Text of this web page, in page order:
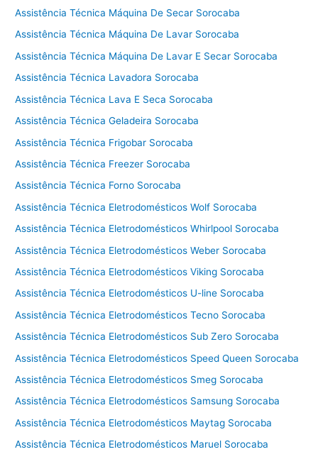
a
t
n
a
V
i
n
C
o
t
a
Assistência Técnica Máquina De Secar Sorocaba
Assistência Técnica Máquina De Lavar Sorocaba
Assistência Técnica Máquina De Lavar E Secar Sorocaba
Assistência Técnica Lavadora Sorocaba
Assistência Técnica Lava E Seca Sorocaba
Assistência Técnica Geladeira Sorocaba
Assistência Técnica Frigobar Sorocaba
Assistência Técnica Freezer Sorocaba
Assistência Técnica Forno Sorocaba
Assistência Técnica Eletrodomésticos Wolf Sorocaba
Assistência Técnica Eletrodomésticos Whirlpool Sorocaba
Assistência Técnica Eletrodomésticos Weber Sorocaba
Assistência Técnica Eletrodomésticos Viking Sorocaba
Assistência Técnica Eletrodomésticos U-line Sorocaba
Assistência Técnica Eletrodomésticos Tecno Sorocaba
Assistência Técnica Eletrodomésticos Sub Zero Sorocaba
Assistência Técnica Eletrodomésticos Speed Queen Sorocaba
Assistência Técnica Eletrodomésticos Smeg Sorocaba
Assistência Técnica Eletrodomésticos Samsung Sorocaba
Assistência Técnica Eletrodomésticos Maytag Sorocaba
Assistência Técnica Eletrodomésticos Maruel Sorocaba